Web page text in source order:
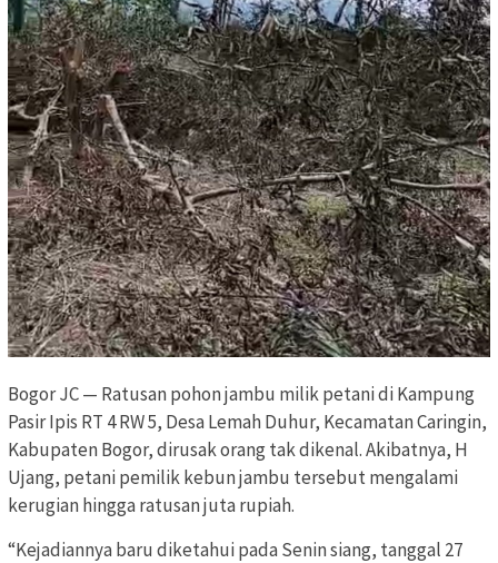
Bogor JC — Ratusan pohon jambu milik petani di Kampung
Pasir Ipis RT 4 RW 5, Desa Lemah Duhur, Kecamatan Caringin,
Kabupaten Bogor, dirusak orang tak dikenal. Akibatnya, H
Ujang, petani pemilik kebun jambu tersebut mengalami
kerugian hingga ratusan juta rupiah.
“Kejadiannya baru diketahui pada Senin siang, tanggal 27